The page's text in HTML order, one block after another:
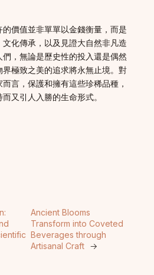
價值並非單單以金錢衡量，而是
化傳承，以及見證大自然非凡造
，無論是歷史性的投入還是偶然
極致之美的追求將永無止境。對
言，保護和擁有這些珍稀品種，
又引人入勝的生命形式。
Ancient Blooms
Transform into Coveted
Beverages through
Artisanal Craft
→